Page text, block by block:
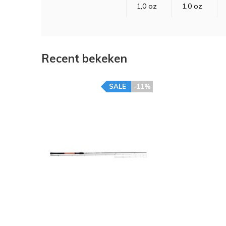
1,0 oz
1,0 oz
Recent bekeken
-11%
SALE